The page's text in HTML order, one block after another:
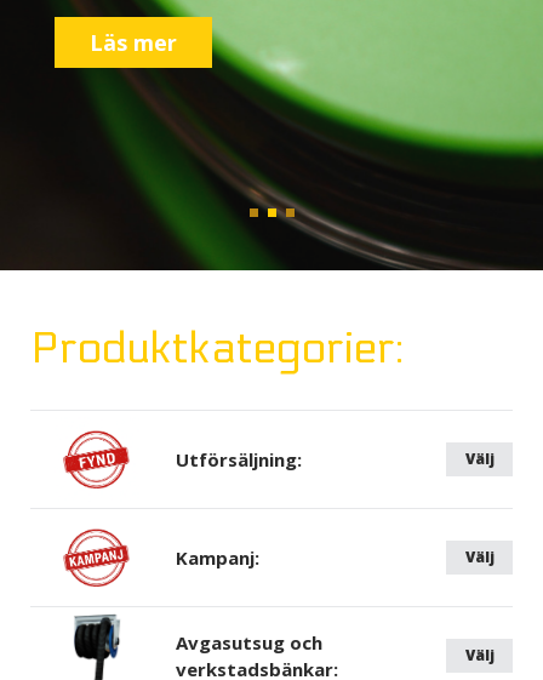
Läs mer
Produktkategorier:
Utförsäljning: Välj
Kampanj: Välj
Avgasutsug och
verkstadsbänkar:
Välj